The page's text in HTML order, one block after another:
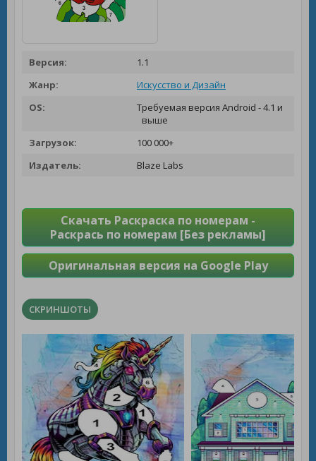
Версия:
1.1
Жанр:
Искусство и Дизайн
OS:
Требуемая версия Android - 4.1 и
выше
Загрузок:
100 000+
Издатель:
Blaze Labs
Скачать Раскраска по номерам -
Раскрась по номерам [Без рекламы]
Оригинальная версия на Google Play
СКРИНШОТЫ